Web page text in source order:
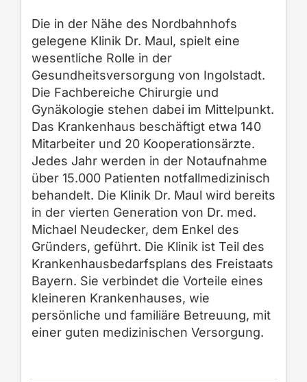
Die in der Nähe des Nordbahnhofs
gelegene Klinik Dr. Maul, spielt eine
wesentliche Rolle in der
Gesundheitsversorgung von Ingolstadt.
Die Fachbereiche Chirurgie und
Gynäkologie stehen dabei im Mittelpunkt.
Das Krankenhaus beschäftigt etwa 140
Mitarbeiter und 20 Kooperationsärzte.
Jedes Jahr werden in der Notaufnahme
über 15.000 Patienten notfallmedizinisch
behandelt. Die Klinik Dr. Maul wird bereits
in der vierten Generation von Dr. med.
Michael Neudecker, dem Enkel des
Gründers, geführt. Die Klinik ist Teil des
Krankenhausbedarfsplans des Freistaats
Bayern. Sie verbindet die Vorteile eines
kleineren Krankenhauses, wie
persönliche und familiäre Betreuung, mit
einer guten medizinischen Versorgung.